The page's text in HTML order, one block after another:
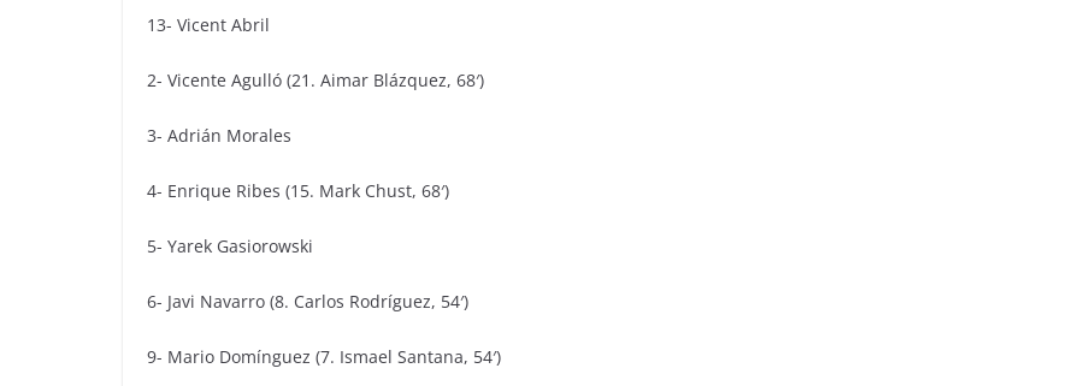
13- Vicent Abril
2- Vicente Agulló (21. Aimar Blázquez, 68′)
3- Adrián Morales
4- Enrique Ribes (15. Mark Chust, 68′)
5- Yarek Gasiorowski
6- Javi Navarro (8. Carlos Rodríguez, 54′)
9- Mario Domínguez (7. Ismael Santana, 54′)